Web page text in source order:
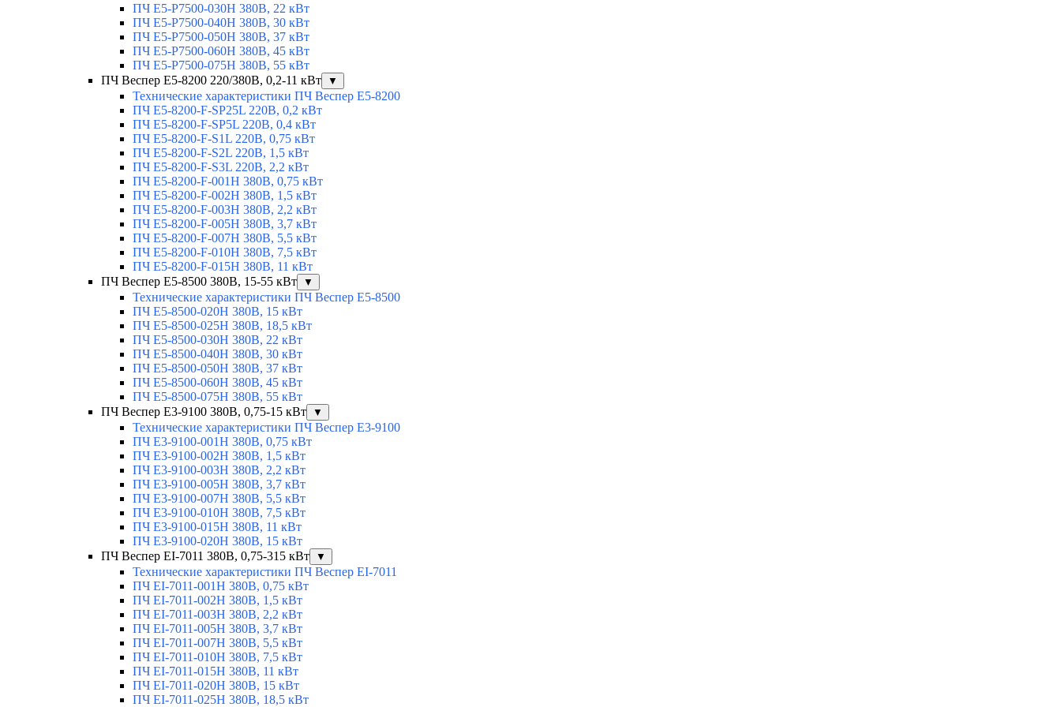
ПЧ E5-Р7500-030H 380В, 22 кВт
ПЧ E5-Р7500-040H 380В, 30 кВт
ПЧ E5-Р7500-050H 380В, 37 кВт
ПЧ E5-Р7500-060H 380В, 45 кВт
ПЧ E5-Р7500-075H 380В, 55 кВт
ПЧ Веспер E5-8200 220/380В, 0,2-11 кВт
▼
Технические характеристики ПЧ Веспер E5-8200
ПЧ E5-8200-F-SP25L 220В, 0,2 кВт
ПЧ E5-8200-F-SP5L 220В, 0,4 кВт
ПЧ E5-8200-F-S1L 220В, 0,75 кВт
ПЧ E5-8200-F-S2L 220В, 1,5 кВт
ПЧ E5-8200-F-S3L 220В, 2,2 кВт
ПЧ E5-8200-F-001H 380В, 0,75 кВт
ПЧ E5-8200-F-002H 380В, 1,5 кВт
ПЧ E5-8200-F-003H 380В, 2,2 кВт
ПЧ E5-8200-F-005H 380В, 3,7 кВт
ПЧ E5-8200-F-007H 380В, 5,5 кВт
ПЧ E5-8200-F-010H 380В, 7,5 кВт
ПЧ E5-8200-F-015H 380В, 11 кВт
ПЧ Веспер E5-8500 380В, 15-55 кВт
▼
Технические характеристики ПЧ Веспер E5-8500
ПЧ E5-8500-020H 380В, 15 кВт
ПЧ E5-8500-025H 380В, 18,5 кВт
ПЧ E5-8500-030H 380В, 22 кВт
ПЧ E5-8500-040H 380В, 30 кВт
ПЧ E5-8500-050H 380В, 37 кВт
ПЧ E5-8500-060H 380В, 45 кВт
ПЧ E5-8500-075H 380В, 55 кВт
ПЧ Веспер E3-9100 380В, 0,75-15 кВт
▼
Технические характеристики ПЧ Веспер E3-9100
ПЧ E3-9100-001H 380В, 0,75 кВт
ПЧ E3-9100-002H 380В, 1,5 кВт
ПЧ E3-9100-003H 380В, 2,2 кВт
ПЧ E3-9100-005H 380В, 3,7 кВт
ПЧ E3-9100-007H 380В, 5,5 кВт
ПЧ E3-9100-010H 380В, 7,5 кВт
ПЧ E3-9100-015H 380В, 11 кВт
ПЧ E3-9100-020H 380В, 15 кВт
ПЧ Веспер EI-7011 380В, 0,75-315 кВт
▼
Технические характеристики ПЧ Веспер EI-7011
ПЧ EI-7011-001H 380В, 0,75 кВт
ПЧ EI-7011-002H 380В, 1,5 кВт
ПЧ EI-7011-003H 380В, 2,2 кВт
ПЧ EI-7011-005H 380В, 3,7 кВт
ПЧ EI-7011-007H 380В, 5,5 кВт
ПЧ EI-7011-010H 380В, 7,5 кВт
ПЧ EI-7011-015H 380В, 11 кВт
ПЧ EI-7011-020H 380В, 15 кВт
ПЧ EI-7011-025H 380В, 18,5 кВт